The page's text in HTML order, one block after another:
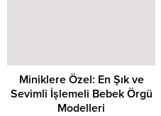
Miniklere Özel: En Şık ve
Sevimli İşlemeli Bebek Örgü
Modelleri